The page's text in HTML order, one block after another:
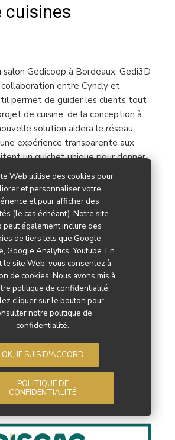
Web utilise des cookies pour
et personnaliser votre
et pour afficher des
(le cas échéant). Notre site
peut également inclure des
de tiers tels que Google
Google Analytics, Youtube. En
le site Web, vous consentez à
de cookies. Nous avons mis à
politique de confidentialité.
cliquer sur le bouton pour
notre politique de
confidentialité.
OK, JE SUIS D'ACCORD
POLITIQUE DE
CONFIDENTIALITÉ
cuisines
Gedicoop à Bordeaux, Gedi3D
entre Cyncly et
permet de guider les clients tout
de cuisine, de la conception à
solution aidera le réseau
expérience transparente aux
un guichet unique pour donner
cuisine. C'est un excellent
dont Cyncly associe son logiciel
centrée sur le client pour
dans le domaine de la
la vente…
Lire la suite
31 MAI 2024
Par